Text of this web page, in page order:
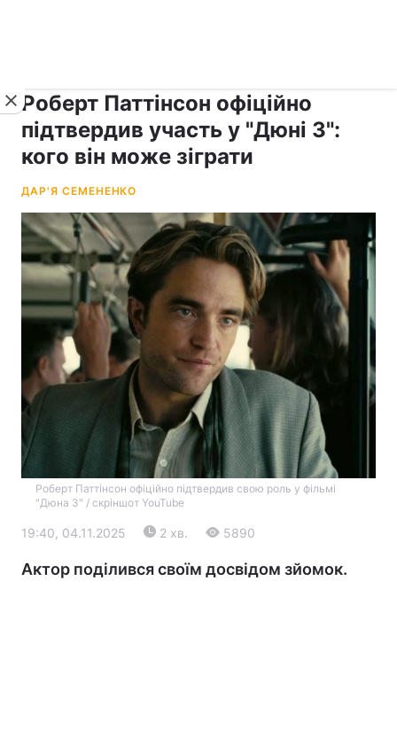
Головна Війна
Роберт Паттінсон офіційно
підтвердив участь у "Дюні 3":
кого він може зіграти
ДАР'Я СЕМЕНЕНКО
Роберт Паттінсон офіційно підтвердив свою роль у фільмі
"Дюна 3" / скріншот YouTube
19:40, 04.11.2025 2 хв. 5890
Актор поділився своїм досвідом зйомок.